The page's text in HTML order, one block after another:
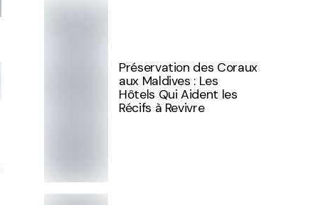
Préservation des Coraux
aux Maldives : Les
Hôtels Qui Aident les
Récifs à Revivre